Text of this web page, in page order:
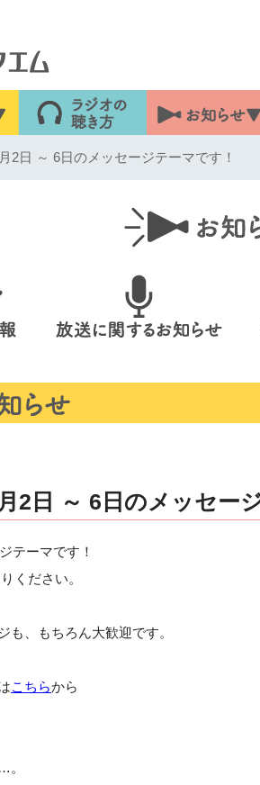
2日 ～ 6日のメッセージテーマです！
2日 ～ 6日のメッセー
テーマです！
ください。
、もちろん大歓迎です。
こちらから
。